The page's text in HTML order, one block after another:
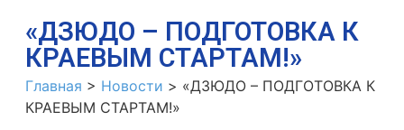
«ДЗЮДО – ПОДГОТОВКА К
КРАЕВЫМ СТАРТАМ!»
Главная > Новости > «ДЗЮДО – ПОДГОТОВКА К
КРАЕВЫМ СТАРТАМ!»